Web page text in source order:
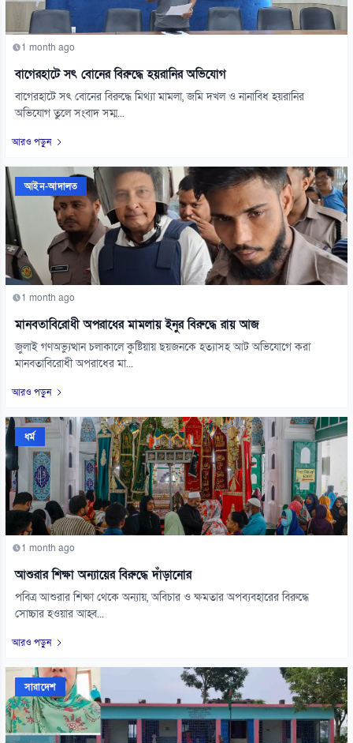
1 month ago
বাগেরহাটে সৎ বোনের বিরুদ্ধে হয়রানির অভিযোগ
বাগেরহাটে সৎ বোনের বিরুদ্ধে মিথ্যা মামলা, জমি দখল ও নানাবিধ হয়রানির
অভিযোগ তুলে সংবাদ সম্ম...
আরও পড়ুন
আইন-আদালত
1 month ago
মানবতাবিরোধী অপরাধের মামলায় ইনুর বিরুদ্ধে রায় আজ
জুলাই গণঅভ্যুত্থান চলাকালে কুষ্টিয়ায় ছয়জনকে হত্যাসহ আট অভিযোগে করা
মানবতাবিরোধী অপরাধের মা...
আরও পড়ুন
ধর্ম
1 month ago
আশুরার শিক্ষা অন্যায়ের বিরুদ্ধে দাঁড়ানোর
পবিত্র আশুরার শিক্ষা থেকে অন্যায়, অবিচার ও ক্ষমতার অপব্যবহারের বিরুদ্ধে
সোচ্চার হওয়ার আহ্ব...
আরও পড়ুন
সারাদেশ